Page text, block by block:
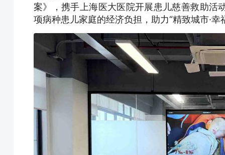
案》，携手上海医大医院开展患儿慈善救助活
项病种患儿家庭的经济负担，助力“精致城市·幸